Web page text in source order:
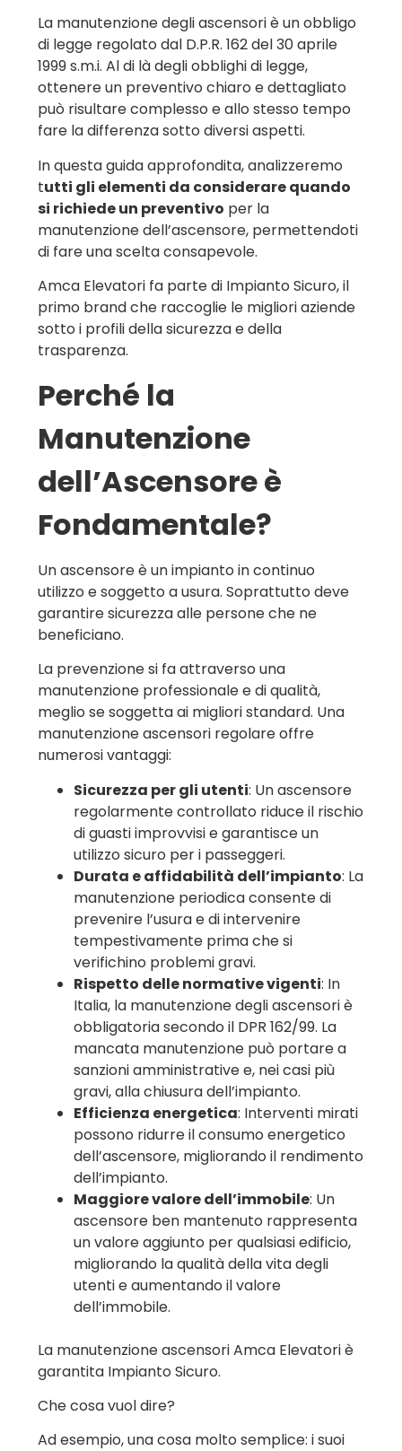
La manutenzione degli ascensori è un obbligo
di legge regolato dal D.P.R. 162 del 30 aprile
1999 s.m.i. Al di là degli obblighi di legge,
ottenere un preventivo chiaro e dettagliato
può risultare complesso e allo stesso tempo
fare la differenza sotto diversi aspetti.
In questa guida approfondita, analizzeremo
tutti gli elementi da considerare quando
si richiede un preventivo per la
manutenzione dell’ascensore, permettendoti
di fare una scelta consapevole.
Amca Elevatori fa parte di Impianto Sicuro, il
primo brand che raccoglie le migliori aziende
sotto i profili della sicurezza e della
trasparenza.
Perché la
Manutenzione
dell’Ascensore è
Fondamentale?
Un ascensore è un impianto in continuo
utilizzo e soggetto a usura. Soprattutto deve
garantire sicurezza alle persone che ne
beneficiano.
La prevenzione si fa attraverso una
manutenzione professionale e di qualità,
meglio se soggetta ai migliori standard. Una
manutenzione ascensori regolare offre
numerosi vantaggi:
Sicurezza per gli utenti: Un ascensore
regolarmente controllato riduce il rischio
di guasti improvvisi e garantisce un
utilizzo sicuro per i passeggeri.
Durata e affidabilità dell’impianto: La
manutenzione periodica consente di
prevenire l’usura e di intervenire
tempestivamente prima che si
verifichino problemi gravi.
Rispetto delle normative vigenti: In
Italia, la manutenzione degli ascensori è
obbligatoria secondo il DPR 162/99. La
mancata manutenzione può portare a
sanzioni amministrative e, nei casi più
gravi, alla chiusura dell’impianto.
Efficienza energetica: Interventi mirati
possono ridurre il consumo energetico
dell’ascensore, migliorando il rendimento
dell’impianto.
Maggiore valore dell’immobile: Un
ascensore ben mantenuto rappresenta
un valore aggiunto per qualsiasi edificio,
migliorando la qualità della vita degli
utenti e aumentando il valore
dell’immobile.
La manutenzione ascensori Amca Elevatori è
garantita Impianto Sicuro.
Che cosa vuol dire?
Ad esempio, una cosa molto semplice: i suoi